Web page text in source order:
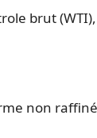
brut
non